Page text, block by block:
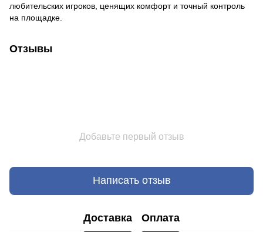
любительских игроков, ценящих комфорт и точный контроль
на площадке.
Отзывы
Добавьте первый отзыв
Написать отзыв
Доставка Оплата